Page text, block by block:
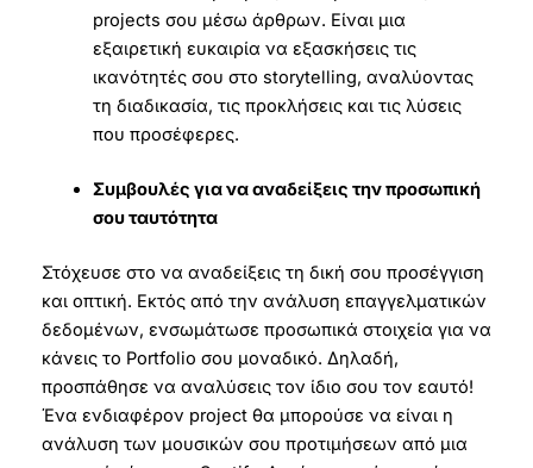
projects σου μέσω άρθρων. Είναι μια
εξαιρετική ευκαιρία να εξασκήσεις τις
ικανότητές σου στο storytelling, αναλύοντας
τη διαδικασία, τις προκλήσεις και τις λύσεις
που προσέφερες.
Συμβουλές για να αναδείξεις την προσωπική
σου ταυτότητα
Στόχευσε στο να αναδείξεις τη δική σου προσέγγιση
και οπτική. Εκτός από την ανάλυση επαγγελματικών
δεδομένων, ενσωμάτωσε προσωπικά στοιχεία για να
κάνεις το Portfolio σου μοναδικό. Δηλαδή,
προσπάθησε να αναλύσεις τον ίδιο σου τον εαυτό!
Ένα ενδιαφέρον project θα μπορούσε να είναι η
ανάλυση των μουσικών σου προτιμήσεων από μια